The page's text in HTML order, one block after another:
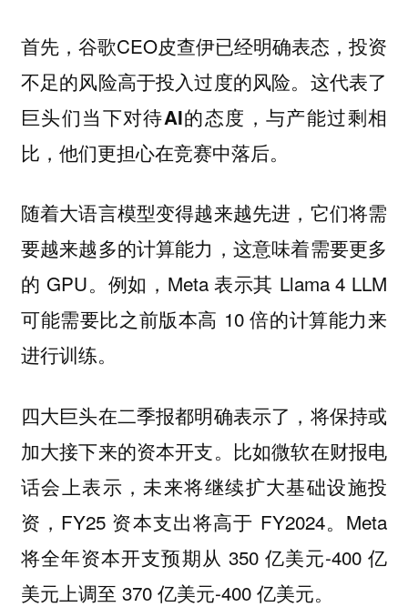
首先，谷歌CEO皮查伊已经明确表态，投资
不足的风险高于投入过度的风险。 这代表了
巨头们当下对待AI的态度，与产能过剩相
比，他们更担心在竞赛中落后。
随着大语言模型变得越来越先进，它们将需
要越来越多的计算能力，这意味着需要更多
的 GPU。例如，Meta 表示其 Llama 4 LLM
可能需要比之前版本高 10 倍的计算能力来
进行训练。
四大巨头在二季报都明确表示了，将保持或
加大接下来的资本开支。 比如微软在财报电
话会上表示，未来将继续扩大基础设施投
资，FY25 资本支出将高于 FY2024。Meta
将全年资本开支预期从 350 亿美元-400 亿
美元上调至 370 亿美元-400 亿美元。